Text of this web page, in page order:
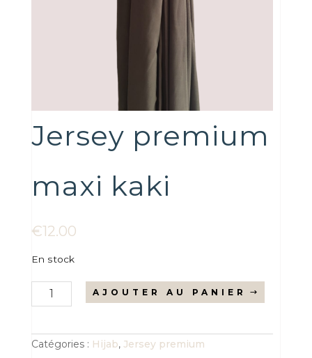
Jersey premium
maxi kaki
€12.00
En stock
quantité
Jersey
maxi
kaki
AJOUTER AU PANIER
Catégories : Hijab, Jersey premium